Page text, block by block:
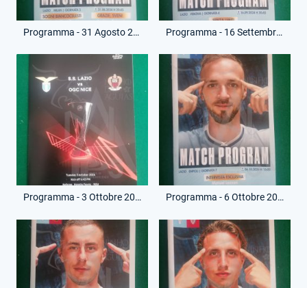
Programma - 31 Agosto 2024 - Campionato Serie A - Lazio-Milan Programma - 16 Settembre 2024 - Campionato Serie A - Lazio-Verona
Programma - 3 Ottobre 2024 - Europa League - Lazio-Nizza Programma - 6 Ottobre 2024 - Campionato Serie A - Lazio-Empoli